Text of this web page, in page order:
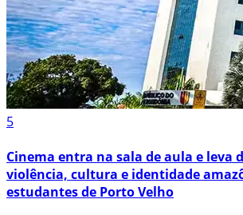
5
Cinema entra na sala de aula e leva
violência, cultura e identidade
estudantes de Porto Velho